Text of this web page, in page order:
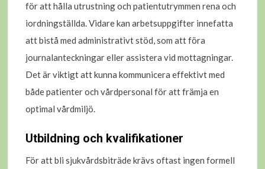
för att hålla utrustning och patientutrymmen rena och
iordningställda. Vidare kan arbetsuppgifter innefatta
att bistå med administrativt stöd, som att föra
journalanteckningar eller assistera vid mottagningar.
Det är viktigt att kunna kommunicera effektivt med
både patienter och vårdpersonal för att främja en
optimal vårdmiljö.
Utbildning och kvalifikationer
För att bli sjukvårdsbiträde krävs oftast ingen formell